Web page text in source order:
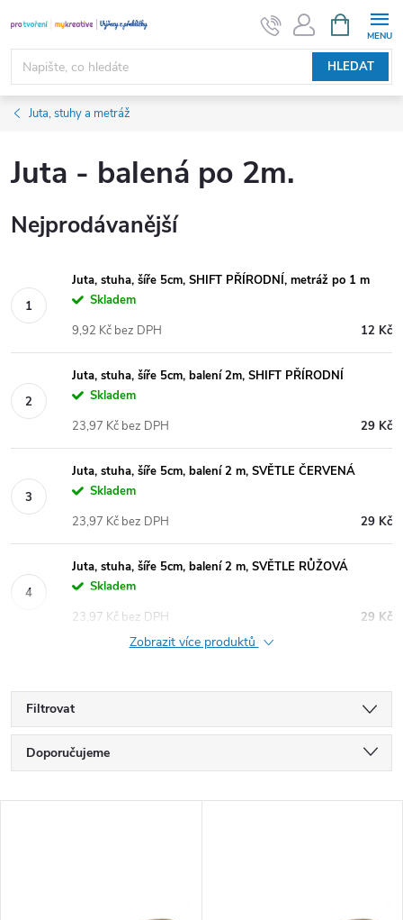
na
obsah
HLEDAT
NÁKUPNÍ
KOŠÍK
Juta, stuhy a metráž
Juta - balená po 2m.
Nejprodávanější
Juta, stuha, šíře 5cm, SHIFT PŘÍRODNÍ, metráž po 1 m
Skladem
12 Kč
9,92 Kč bez DPH
Juta, stuha, šíře 5cm, balení 2m, SHIFT PŘÍRODNÍ
Skladem
29 Kč
23,97 Kč bez DPH
Juta, stuha, šíře 5cm, balení 2 m, SVĚTLE ČERVENÁ
Skladem
29 Kč
23,97 Kč bez DPH
Juta, stuha, šíře 5cm, balení 2 m, SVĚTLE RŮŽOVÁ
Skladem
29 Kč
23,97 Kč bez DPH
Zobrazit více produktů
Filtrovat
Ř
a
Doporučujeme